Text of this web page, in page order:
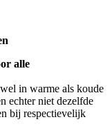
alle
in warme als koude
echter niet dezelfde
bij respectievelijk